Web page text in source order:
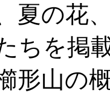
夏の花
ちを掲
形山の